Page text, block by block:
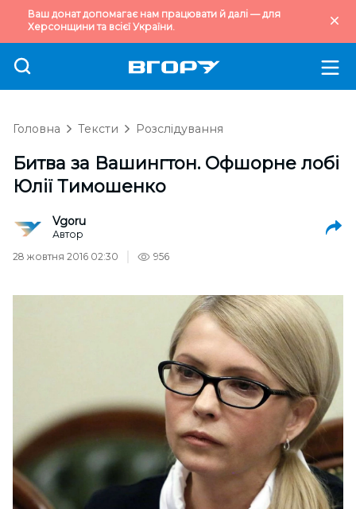
Ваш донат допомагає нам працювати й далі — для
Херсонщини та всієї України.
Головна Тексти Розслідування
Битва за Вашингтон. Офшорне лобі
Юлії Тимошенко
Vgoru
Автор
28 жовтня 2016 02:30
956